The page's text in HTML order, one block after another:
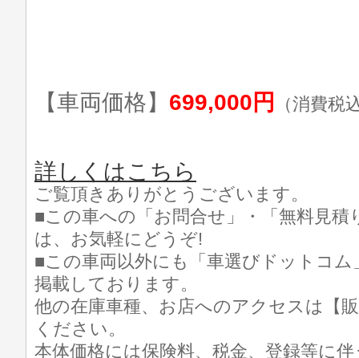
【車両価格】 699,000円 （消費税
詳しくはこちら
ご覧頂きありがとうございます。
■この車への「お問合せ」・「無料見積
は、お気軽にどうぞ!
■この車両以外にも「車選びドットコ
掲載しております。
他の在庫車種、お店へのアクセスは【
ください。
本体価格には保険料、税金、登録等に